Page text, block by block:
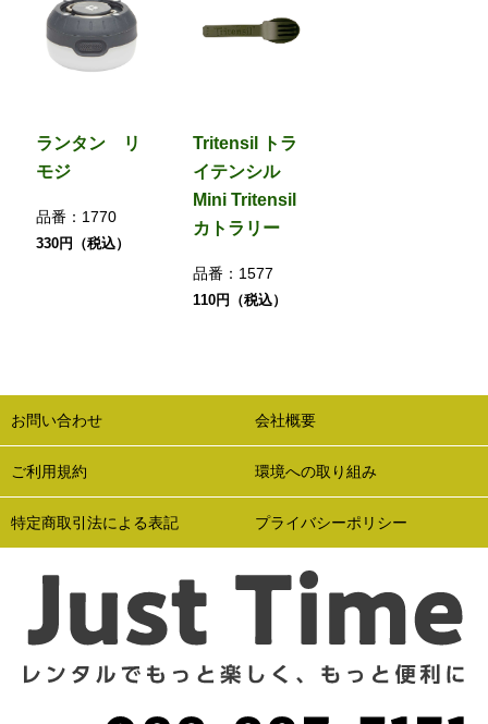
ランタン リ
モジ
品番： 1770
330円（税込）
Tritensil トラ
イテンシル
Mini Tritensil
カトラリー
品番： 1577
110円（税込）
お問い合わせ 会社概要
ご利用規約 環境への取り組み
特定商取引法による表記 プライバシーポリシー